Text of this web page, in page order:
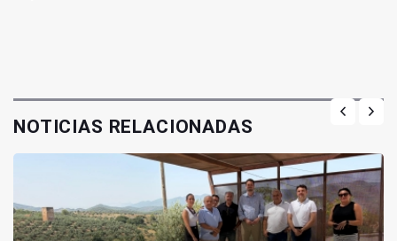
NOTICIAS RELACIONADAS